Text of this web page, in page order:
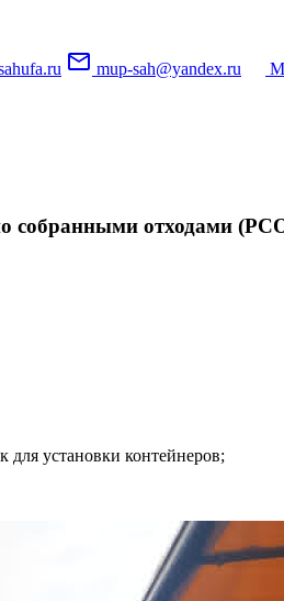
mail_outline mup-sah@yandex.ru
собранными отходами
установки контейнеров;